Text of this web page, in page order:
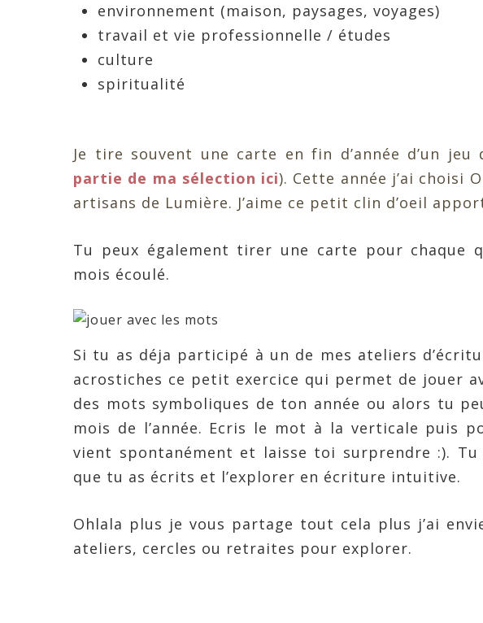
environnement (maison, paysages, voyages)
travail et vie professionnelle / études
culture
spiritualité
Je tire souvent une carte en fin d’année d’un jeu
partie de ma sélection ici). Cette année j’ai choisi
artisans de Lumière. J’aime ce petit clin d’oeil
Tu peux également tirer une carte pour chaque
mois écoulé.
Si tu as déja participé à un de mes ateliers
acrostiches ce petit exercice qui permet de jouer
des mots symboliques de ton année ou alors tu
mois de l’année. Ecris le mot à la verticale puis
vient spontanément et laisse toi surprendre :).
que tu as écrits et l’explorer en écriture intuitive.
Ohlala plus je vous partage tout cela plus j’ai
ateliers, cercles ou retraites pour explorer.